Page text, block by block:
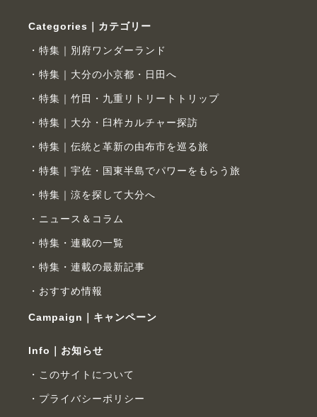
Categories｜カテゴリー
特集｜別府ワンダーランド
特集｜大分の小京都・日田へ
特集｜竹田・九重リトリートトリップ
特集｜大分・臼杵カルチャー探訪
特集｜伝統と革新の由布市を巡る旅
特集｜宇佐・国東半島でパワーをもらう旅
特集｜涼を探して大分へ
ニュース＆コラム
特集・連載の一覧
特集・連載の最新記事
おすすめ情報
Campaign｜キャンペーン
Info｜お知らせ
このサイトについて
プライバシーポリシー